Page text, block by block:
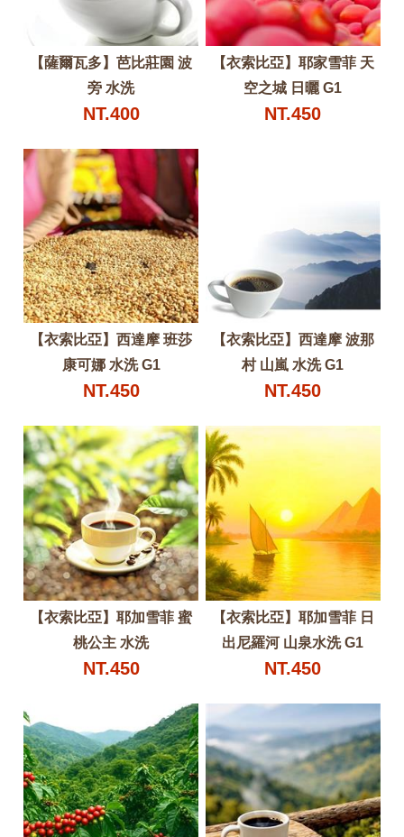
【薩爾瓦多】芭比莊園 波
旁 水洗
NT.400
【衣索比亞】耶家雪菲 天
空之城 日曬 G1
NT.450
【衣索比亞】西達摩 班莎
康可娜 水洗 G1
NT.450
【衣索比亞】西達摩 波那
村 山嵐 水洗 G1
NT.450
【衣索比亞】耶加雪菲 蜜
桃公主 水洗
NT.450
【衣索比亞】耶加雪菲 日
出尼羅河 山泉水洗 G1
NT.450